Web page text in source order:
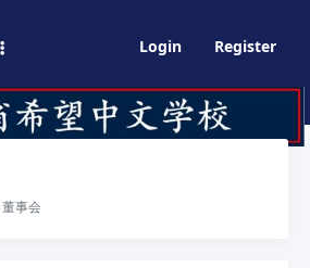
Login Register
董事会